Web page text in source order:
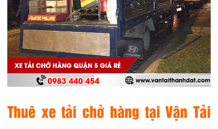
Thuê xe tải chở hàng tạiVận Tải